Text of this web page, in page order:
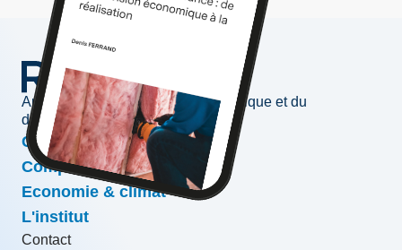
Au service de l'information économique et du
développement des entreprises
Conjoncture & prévisions
Compétitivité & croissance
Economie & climat
L'institut
Contact